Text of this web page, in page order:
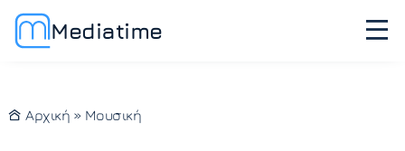
Mediatime
Αρχική » Μουσική